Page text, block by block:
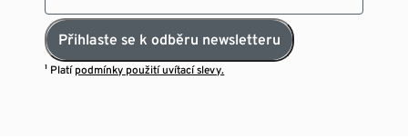
Přihlaste se k odběru newsletteru
¹ Platí podmínky použití uvítací slevy.